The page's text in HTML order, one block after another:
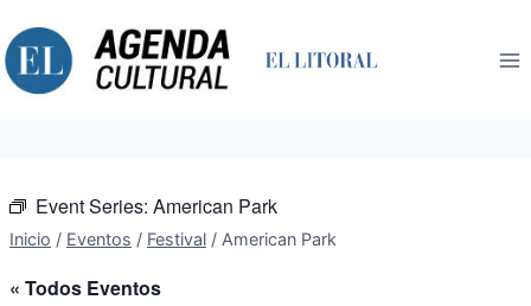
al
contenido
Event Series: American Park
Inicio / Eventos / Festival / American Park
« Todos Eventos